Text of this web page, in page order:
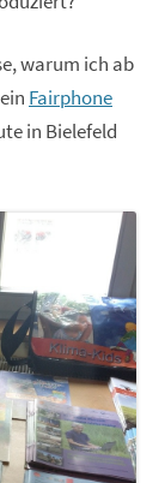
warum ich ab
Fairphone
in Bielefeld